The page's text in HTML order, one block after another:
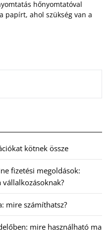
hőnyomtatóval
papírt, ahol szükség van a
kötnek össze
fizetési megoldások:
mire számíthatsz?
mire használható ma